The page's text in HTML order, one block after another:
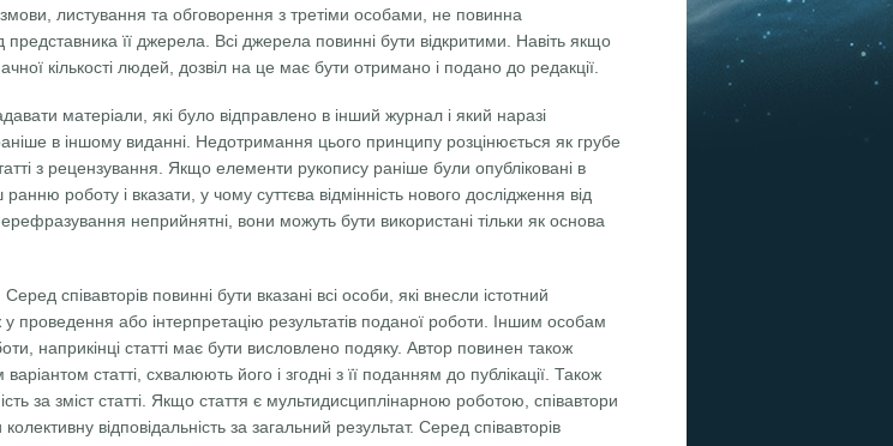
листування та обговорення з третіми особами, не повинна
представника її джерела. Всі джерела повинні бути відкритими. Навіть якщо
кількості людей, дозвіл на це має бути отримано і подано до редакції.
матеріали, які було відправлено в інший журнал і який наразі
в іншому виданні. Недотримання цього принципу розцінюється як грубе
з рецензування. Якщо елементи рукопису раніше були опубліковані в
роботу і вказати, у чому суттєва відмінність нового дослідження від
неприйнятні, вони можуть бути використані тільки як основа
співавторів повинні бути вказані всі особи, які внесли істотний
у проведення або інтерпретацію результатів поданої роботи. Іншим особам
наприкінці статті має бути висловлено подяку. Автор повинен також
статті, схвалюють його і згодні з її поданням до публікації. Також
за зміст статті. Якщо стаття є мультидисциплінарною роботою, співавтори
відповідальність за загальний результат. Серед співавторів